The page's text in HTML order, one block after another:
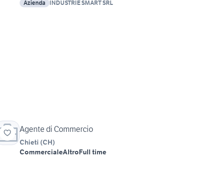
Azienda INDUSTRIE SMART SRL
Agente di Commercio
Chieti (CH)
CommercialeAltroFull time